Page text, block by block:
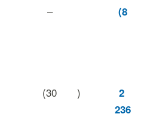
– (8
(30 )
2
236